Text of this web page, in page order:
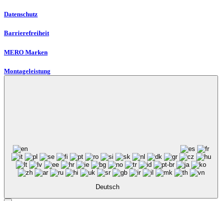
Datenschutz
Barrierefreiheit
MERO Marken
Montageleistung
Deutsch